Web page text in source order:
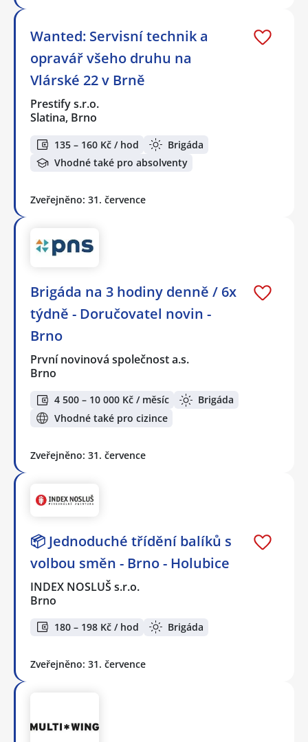
Wanted: Servisní technik a
opravář všeho druhu na
Vlárské 22 v Brně
Prestify s.r.o.
Slatina, Brno
135 – 160 Kč / hod
Brigáda
Vhodné také pro absolventy
Zveřejněno: 31. července
Brigáda na 3 hodiny denně / 6x
týdně - Doručovatel novin -
Brno
První novinová společnost a.s.
Brno
4 500 – 10 000 Kč / měsíc
Brigáda
Vhodné také pro cizince
Zveřejněno: 31. července
📦 Jednoduché třídění balíků s
volbou směn - Brno - Holubice
INDEX NOSLUŠ s.r.o.
Brno
180 – 198 Kč / hod Brigáda
Zveřejněno: 31. července